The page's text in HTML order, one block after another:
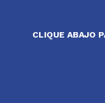
CLIQUE ABAJO